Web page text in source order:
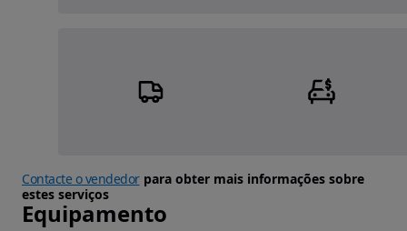
Contacte o vendedorpara obter mais informações sobre
estes serviços
Equipamento